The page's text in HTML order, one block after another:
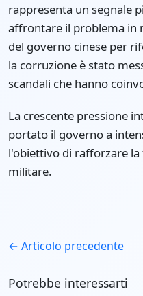
rappresenta un segnale
affrontare il problema in
del governo cinese per
la corruzione è stato
scandali che hanno
La crescente pressione
portato il governo a
l'obiettivo di rafforzare
militare.
← Articolo precedente
Potrebbe interessarti